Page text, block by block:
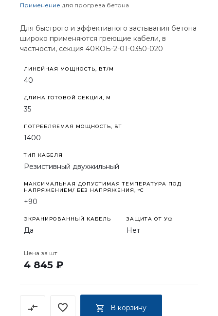
Применение для прогрева бетона
Для быстрого и эффективного застывания бетона
широко применяются греющие кабели, в
частности, секция 40КОБ-2-01-0350-020
ЛИНЕЙНАЯ МОЩНОСТЬ, ВТ/М
40
ДЛИНА ГОТОВОЙ СЕКЦИИ, М
35
ПОТРЕБЛЯЕМАЯ МОЩНОСТЬ, ВТ
1400
ТИП КАБЕЛЯ
Резистивный двухжильный
МАКСИМАЛЬНАЯ ДОПУСТИМАЯ ТЕМПЕРАТУРА ПОД
НАПРЯЖЕНИЕМ/ БЕЗ НАПРЯЖЕНИЯ, °C
+90
ЭКРАНИРОВАННЫЙ КАБЕЛЬ
Да
ЗАЩИТА ОТ УФ
Нет
Цена за шт
4 845 ₽
В корзину